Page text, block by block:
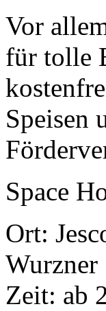
Vor
für tolle
Speisen
Space
Ort:
Zeit: ab